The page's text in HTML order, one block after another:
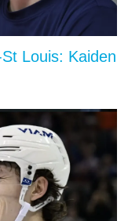
Louis: Kaiden